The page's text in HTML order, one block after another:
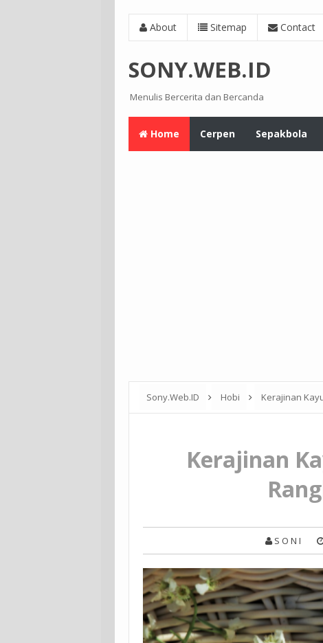
About Sitemap Contact
SONY.WEB.ID
Menulis Bercerita dan Bercanda
Home Cerpen Sepakbola
Sony.Web.ID Hobi Kerajinan
Kerajinan
S O N I